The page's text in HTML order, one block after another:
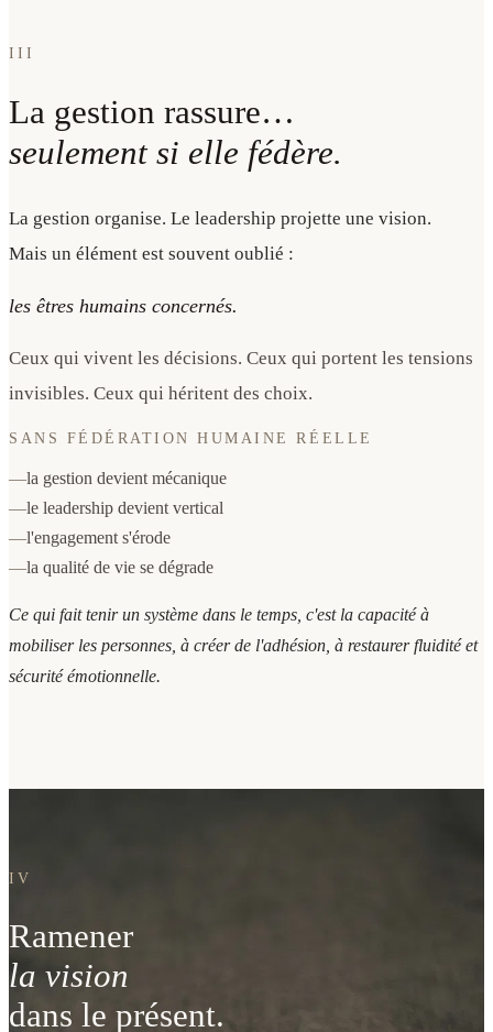
III
La gestion rassure…
seulement si elle fédère.
La gestion organise. Le leadership projette une vision.
Mais un élément est souvent oublié :
les êtres humains concernés.
Ceux qui vivent les décisions. Ceux qui portent les tensions
invisibles. Ceux qui héritent des choix.
SANS FÉDÉRATION HUMAINE RÉELLE
—la gestion devient mécanique
—le leadership devient vertical
—l'engagement s'érode
—la qualité de vie se dégrade
Ce qui fait tenir un système dans le temps, c'est la capacité à
mobiliser les personnes, à créer de l'adhésion, à restaurer fluidité et
sécurité émotionnelle.
IV
Ramener
la vision
dans le présent.